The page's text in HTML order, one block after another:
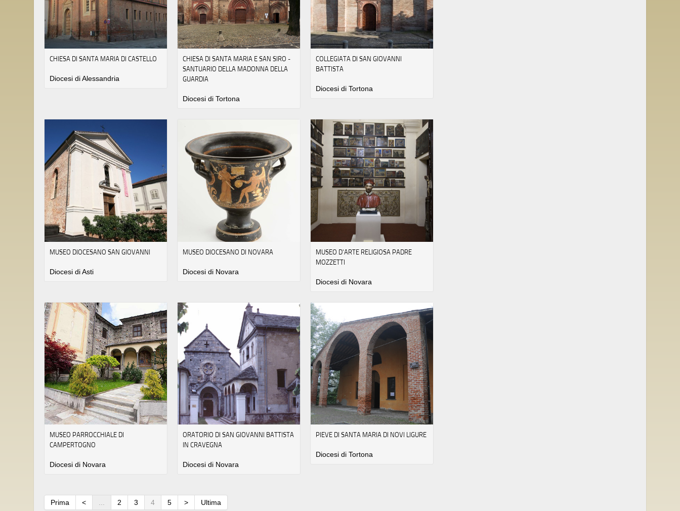
CHIESA DI SANTA MARIA DI CASTELLO
Diocesi di Alessandria
CHIESA DI SANTA MARIA E SAN SIRO -
SANTUARIO DELLA MADONNA DELLA
GUARDIA
Diocesi di Tortona
COLLEGIATA DI SAN GIOVANNI
BATTISTA
Diocesi di Tortona
MUSEO DIOCESANO SAN GIOVANNI
Diocesi di Asti
MUSEO DIOCESANO DI NOVARA
Diocesi di Novara
MUSEO D'ARTE RELIGIOSA PADRE
MOZZETTI
Diocesi di Novara
MUSEO PARROCCHIALE DI
CAMPERTOGNO
Diocesi di Novara
ORATORIO DI SAN GIOVANNI BATTISTA
IN CRAVEGNA
Diocesi di Novara
PIEVE DI SANTA MARIA DI NOVI LIGURE
Diocesi di Tortona
Prima < ... 2 3 4 5 > Ultima